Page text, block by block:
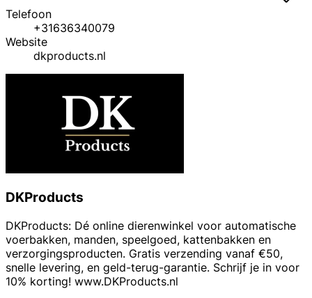
Telefoon
+31636340079
Website
dkproducts.nl
DKProducts
DKProducts: Dé online dierenwinkel voor automatische
voerbakken, manden, speelgoed, kattenbakken en
verzorgingsproducten. Gratis verzending vanaf €50,
snelle levering, en geld-terug-garantie. Schrijf je in voor
10% korting! www.DKProducts.nl